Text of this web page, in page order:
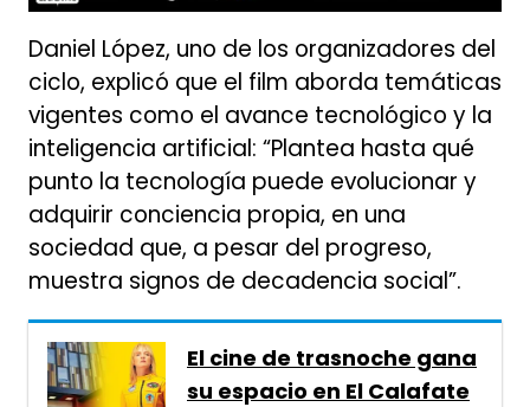
Daniel López, uno de los organizadores del
ciclo, explicó que el film aborda temáticas
vigentes como el avance tecnológico y la
inteligencia artificial: “Plantea hasta qué
punto la tecnología puede evolucionar y
adquirir conciencia propia, en una
sociedad que, a pesar del progreso,
muestra signos de decadencia social”.
El cine de trasnoche gana
su espacio en El Calafate